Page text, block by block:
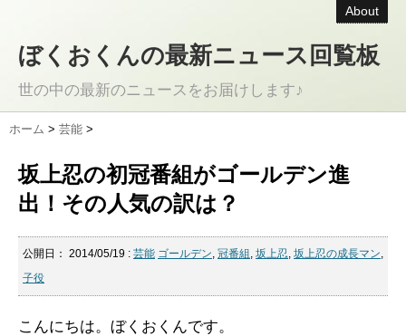
About
ぼくおくんの最新ニュース回覧板
世の中の最新のニュースをお届けします♪
ホーム > 芸能 >
坂上忍の初冠番組がゴールデン進
出！その人気の訳は？
公開日： 2014/05/19 : 芸能 ゴールデン, 冠番組 , 坂上忍, 坂上忍の成長マン,
子役
こんにちは。ぼくおくんです。